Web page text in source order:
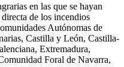
en las que se hayan
de los incendios
Autónomas de
Castilla y León, Castilla-
Extremadura,
Foral de Navarra,